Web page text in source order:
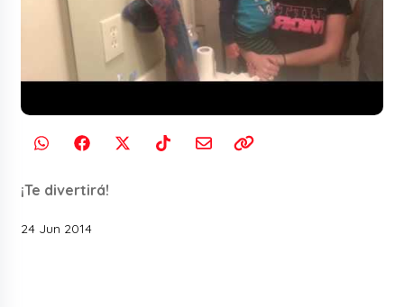
¡Te divertirá!
24 Jun 2014